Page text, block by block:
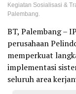
Kegiatan Sosialisasi &
Palembang.
BT, Palembang –
perusahaan
memperkuat
implementasi
seluruh area